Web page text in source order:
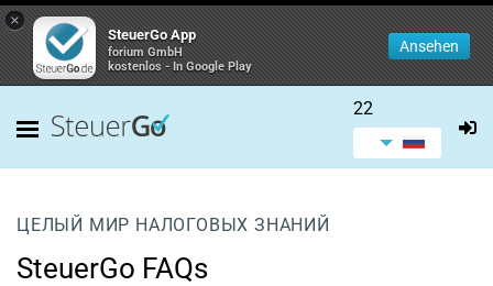
×
SteuerGo App
forium GmbH
kostenlos - In Google Play
Ansehen
22
ЦЕЛЫЙ МИР НАЛОГОВЫХ ЗНАНИЙ
SteuerGo FAQs